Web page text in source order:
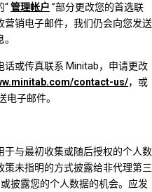
“管理帐户 ”部分更改您的首选联
营销电子邮件，我们仍会向您发送
话或传真联系 Minitab，申请更改
contact-us/，或
电子邮件。
与最初收集或随后授权的个人数
未指明的方式披露给非代理第三
披露您的个人数据的机会。应发